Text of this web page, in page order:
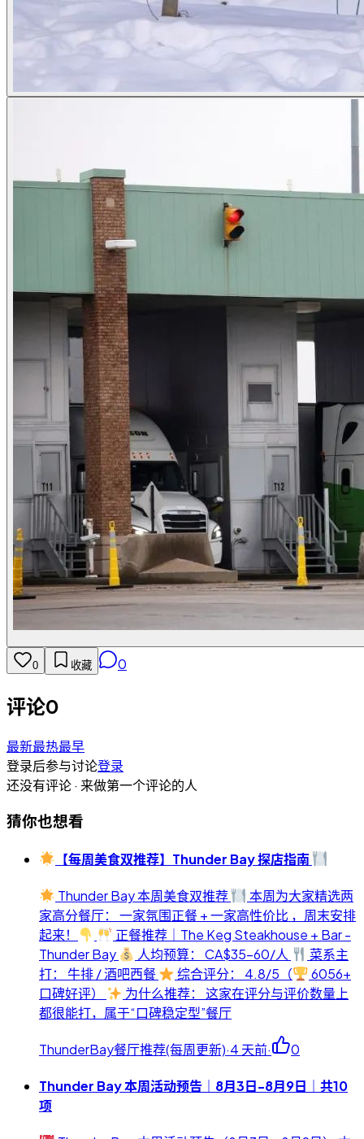
0 收藏 0
评论0
最新最热最早
登录后参与讨论登录
还没有评论 · 来做第一个评论的人
猜你也想看
【每周美食双推荐】Thunder Bay 探店指南
Thunder Bay 本周美食双推荐
本周为大家精选两
家高分餐厅： 一家氛围正餐 + 一家高性价比 ，周末安排
起来！
正餐推荐｜The Keg Steakhouse + Bar -
Thunder Bay
人均预算： CA$35-60/人
菜系主
打： 牛排 / 酒吧西餐
综合评分： 4.8/5（
6056+
口碑好评）
为什么推荐： 这家在评分与评价数量上
都很能打，属于“口碑稳定型”餐厅
ThunderBay餐厅推荐(每周更新)·4 天前· 0
Thunder Bay 本周活动预告｜8月3日-8月9日｜共10
项